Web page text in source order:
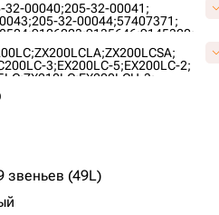
32-00040;205-32-00041;
205-32-00044;57407371;
9126223;9135646;9145320;
E1569801M00049;F2242367;
49;KM64/49;P2242367F;
49;VE15690849;
ZX200LCLA;ZX200LCSA;
3;EX200LC-5;EX200LC-2;
ZX210LC;EX200LCH-3;
звеньев (49L)